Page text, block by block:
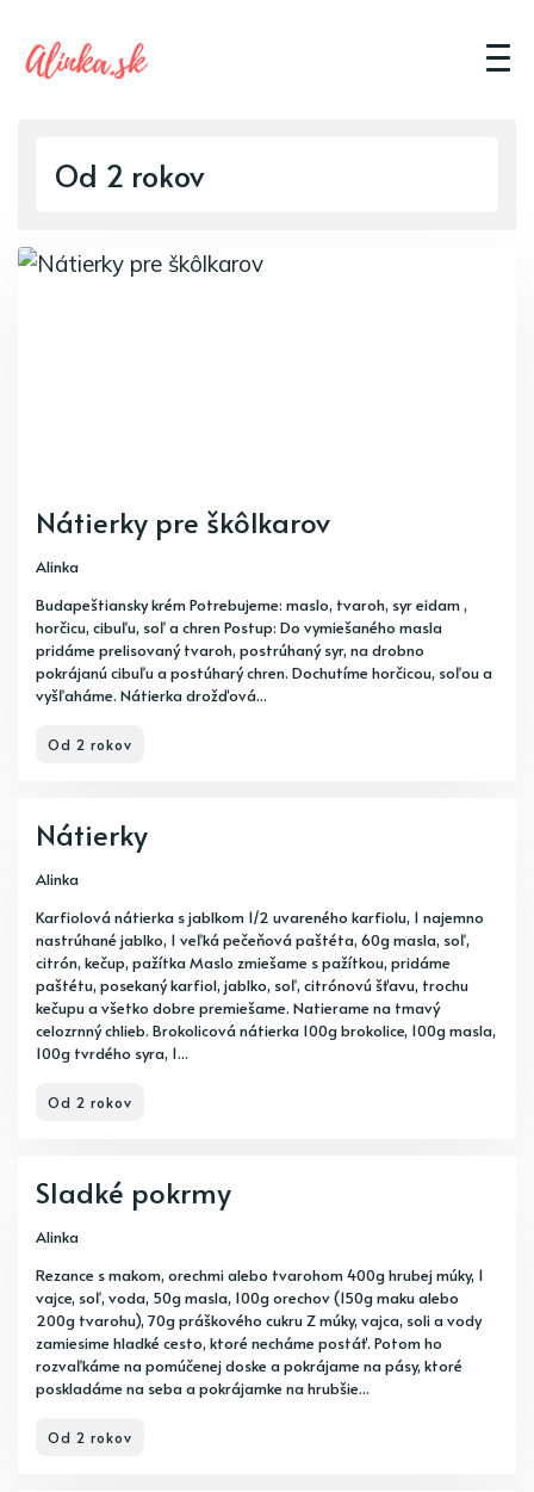
Od 2 rokov
Nátierky pre škôlkarov
Alinka
Budapeštiansky krém Potrebujeme: maslo, tvaroh, syr eidam ,
horčicu, cibuľu, soľ a chren Postup: Do vymiešaného masla
pridáme prelisovaný tvaroh, postrúhaný syr, na drobno
pokrájanú cibuľu a postúharý chren. Dochutíme horčicou, soľou a
vyšľaháme. Nátierka drožďová...
Od 2 rokov
Nátierky
Alinka
Karfiolová nátierka s jablkom 1/2 uvareného karfiolu, 1 najemno
nastrúhané jablko, 1 veľká pečeňová paštéta, 60g masla, soľ,
citrón, kečup, pažítka Maslo zmiešame s pažítkou, pridáme
paštétu, posekaný karfiol, jablko, soľ, citrónovú šťavu, trochu
kečupu a všetko dobre premiešame. Natierame na tmavý
celozrnný chlieb. Brokolicová nátierka 100g brokolice, 100g masla,
100g tvrdého syra, 1...
Od 2 rokov
Sladké pokrmy
Alinka
Rezance s makom, orechmi alebo tvarohom 400g hrubej múky, 1
vajce, soľ, voda, 50g masla, 100g orechov (150g maku alebo
200g tvarohu), 70g práškového cukru Z múky, vajca, soli a vody
zamiesime hladké cesto, ktoré necháme postáť. Potom ho
rozvaľkáme na pomúčenej doske a pokrájame na pásy, ktoré
poskladáme na seba a pokrájamke na hrubšie...
Od 2 rokov